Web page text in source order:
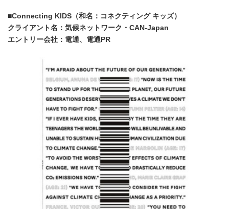
■Connecting KIDS （和名： コネクティング キッズ）
クライアント名：気候ネットワーク・ CAN-Japan
エントリー会社：電通、電通 PR